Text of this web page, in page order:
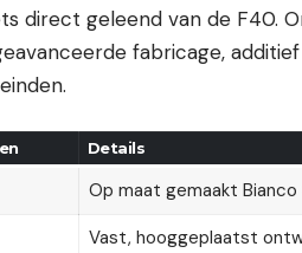
direct geleend van de F40.
fabricage,
Details
Op maat gemaakt
Vast, hooggeplaatst